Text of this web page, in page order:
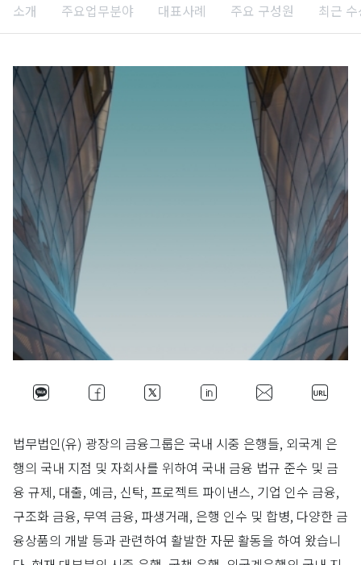
소개 주요업무분야 대표사례 주요 구성원 최근
법무법인(유) 광장의 금융그룹은 국내 시중 은행들, 외국계 은
행의 국내 지점 및 자회사를 위하여 국내 금융 법규 준수 및 금
융 규제, 대출, 예금, 신탁, 프로젝트 파이낸스, 기업 인수 금융,
구조화 금융, 무역 금융, 파생거래, 은행 인수 및 합병, 다양한 금
융상품의 개발 등과 관련하여 활발한 자문 활동을 하여 왔습니